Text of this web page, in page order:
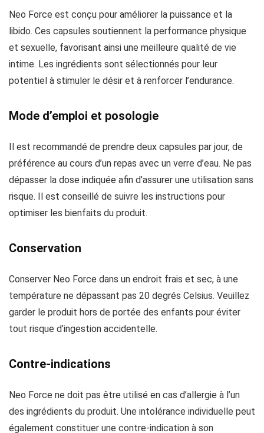
Neo Force est conçu pour améliorer la puissance et la
libido. Ces capsules soutiennent la performance physique
et sexuelle, favorisant ainsi une meilleure qualité de vie
intime. Les ingrédients sont sélectionnés pour leur
potentiel à stimuler le désir et à renforcer l’endurance.
Mode d’emploi et posologie
Il est recommandé de prendre deux capsules par jour, de
préférence au cours d’un repas avec un verre d’eau. Ne pas
dépasser la dose indiquée afin d’assurer une utilisation sans
risque. Il est conseillé de suivre les instructions pour
optimiser les bienfaits du produit.
Conservation
Conserver Neo Force dans un endroit frais et sec, à une
température ne dépassant pas 20 degrés Celsius. Veuillez
garder le produit hors de portée des enfants pour éviter
tout risque d’ingestion accidentelle.
Contre-indications
Neo Force ne doit pas être utilisé en cas d’allergie à l’un
des ingrédients du produit. Une intolérance individuelle peut
également constituer une contre-indication à son